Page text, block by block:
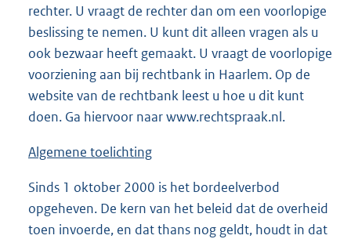
rechter. U vraagt de rechter dan om een voorlopige
beslissing te nemen. U kunt dit alleen vragen als u
ook bezwaar heeft gemaakt. U vraagt de voorlopige
voorziening aan bij rechtbank in Haarlem. Op de
website van de rechtbank leest u hoe u dit kunt
doen. Ga hiervoor naar www.rechtspraak.nl.
Algemene toelichting
Sinds 1 oktober 2000 is het bordeelverbod
opgeheven. De kern van het beleid dat de overheid
toen invoerde, en dat thans nog geldt, houdt in dat